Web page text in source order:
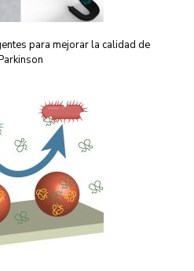
para mejorar la calidad de